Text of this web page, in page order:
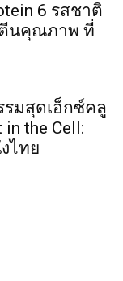
6 รสชาติ
ตีนคุณภาพ ที่
รมสุดเอ็กซ์คลู
the Cell:
ไทย